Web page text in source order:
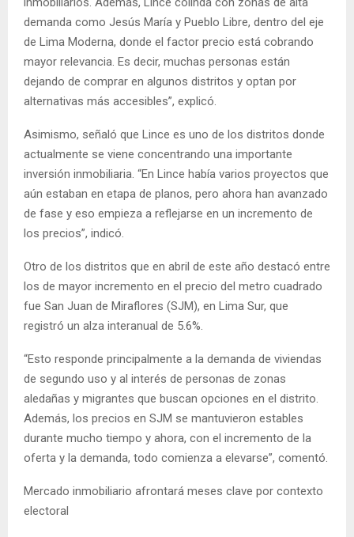
demanda como Jesús María y Pueblo Libre, dentro del eje
de Lima Moderna, donde el factor precio está cobrando
mayor relevancia. Es decir, muchas personas están
dejando de comprar en algunos distritos y optan por
alternativas más accesibles”, explicó.
Asimismo, señaló que Lince es uno de los distritos donde
actualmente se viene concentrando una importante
inversión inmobiliaria. “En Lince había varios proyectos que
aún estaban en etapa de planos, pero ahora han avanzado
de fase y eso empieza a reflejarse en un incremento de
los precios”, indicó.
Otro de los distritos que en abril de este año destacó entre
los de mayor incremento en el precio del metro cuadrado
fue San Juan de Miraflores (SJM), en Lima Sur, que
registró un alza interanual de 5.6%.
“Esto responde principalmente a la demanda de viviendas
de segundo uso y al interés de personas de zonas
aledañas y migrantes que buscan opciones en el distrito.
Además, los precios en SJM se mantuvieron estables
durante mucho tiempo y ahora, con el incremento de la
oferta y la demanda, todo comienza a elevarse”, comentó.
Mercado inmobiliario afrontará meses clave por contexto
electoral